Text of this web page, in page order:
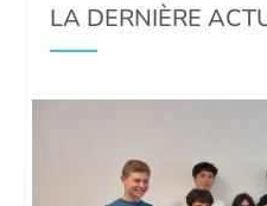
LA DERNIÈRE